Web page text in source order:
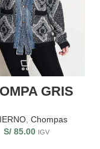
GRIS
Chompas
S/ 85.00 IGV